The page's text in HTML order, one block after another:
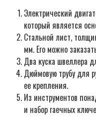
Электрический
который является
Стальной лист,
мм. Его можно
Два куска швеллера
Дюймовую трубу для
ее крепления.
Из инструментов
и набор гаечных